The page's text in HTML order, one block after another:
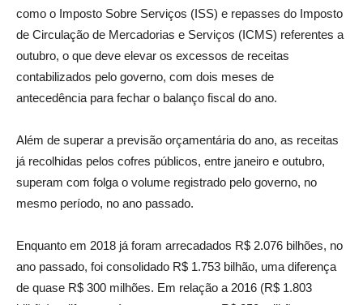
como o Imposto Sobre Serviços (ISS) e repasses do Imposto
de Circulação de Mercadorias e Serviços (ICMS) referentes a
outubro, o que deve elevar os excessos de receitas
contabilizados pelo governo, com dois meses de
antecedência para fechar o balanço fiscal do ano.
Além de superar a previsão orçamentária do ano, as receitas
já recolhidas pelos cofres públicos, entre janeiro e outubro,
superam com folga o volume registrado pelo governo, no
mesmo período, no ano passado.
Enquanto em 2018 já foram arrecadados R$ 2.076 bilhões, no
ano passado, foi consolidado R$ 1.753 bilhão, uma diferença
de quase R$ 300 milhões. Em relação a 2016 (R$ 1.803